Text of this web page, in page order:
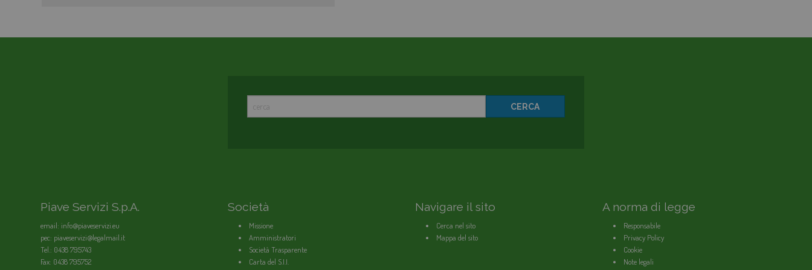
CERCA
Piave Servizi S.p.A.
email: info@piaveservizi.eu
pec: piaveservizi@legalmail.it
Tel.: 0438 795743
Fax: 0438 795752
Società
Missione
Amministratori
Società Trasparente
Carta del S.I.I.
Navigare il sito
Cerca nel sito
Mappa del sito
A norma di legge
Responsabile
Privacy Policy
Cookie
Note legali